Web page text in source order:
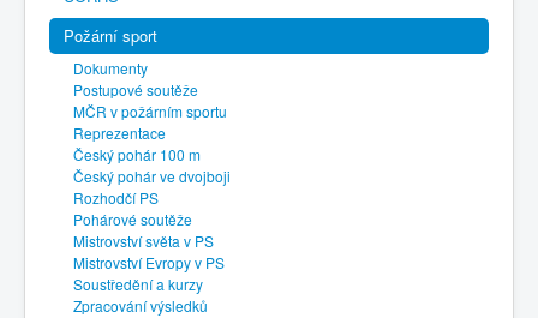
Požární sport
Dokumenty
Postupové soutěže
MČR v požárním sportu
Reprezentace
Český pohár 100 m
Český pohár ve dvojboji
Rozhodčí PS
Pohárové soutěže
Mistrovství světa v PS
Mistrovství Evropy v PS
Soustředění a kurzy
Zpracování výsledků